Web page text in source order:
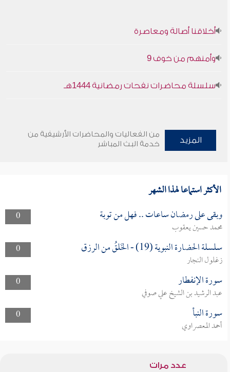
أخلاقنا أصالة ومعاصرة
وأمنهم من خوف 9
سلسلة محاضرات نفحات رمضانية 1444هـ
المزيد
من الفعاليات والمحاضرات الأرشيفية من
خدمة البث المباشر
الأكثر استماعا لهذا الشهر
0 وبقى على رمضان ساعات .. فهل من توبة
محمد حسين يعقوب
0
سلسلة الحضارة النبوية (19) - الخَلقُ من الرزق
زغلول النجار
0
سورة الإنفطار
عبد الرشيد بن الشيخ علي صوفي
0
سورة النبأ
أحمد المعصراوي
عدد مرات